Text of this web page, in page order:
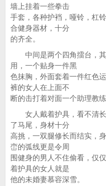
墙上挂着一些拳击
手套，各种护裆，哑铃，杠
合健身器材，十分
的齐全。
中间是两个四角擂台，其
用，一个贴身一件黑
色抹胸，外面套着一件红色
裤的女人在上面不
断的击打着对面一个助理教
女人戴着护具，看不清长
了马尾，身材十分
高挑，一双腿修长而结实，
峦的弧线更是令周
围健身的男人不住偷看，仅
着护具的女人就是
他的未婚妻慕容深雪。